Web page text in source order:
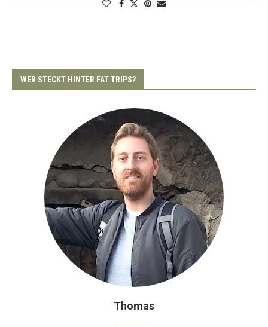
WER STECKT HINTER FAT TRIPS?
Thomas